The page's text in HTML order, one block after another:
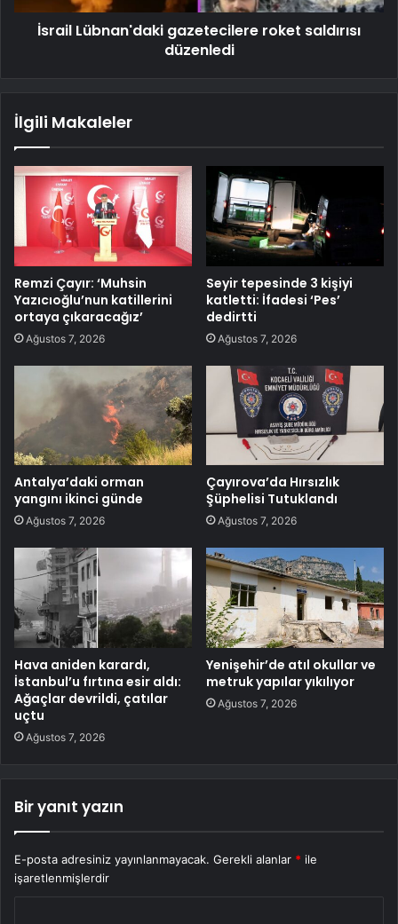
İsrail Lübnan'daki gazetecilere roket saldırısı
düzenledi
İlgili Makaleler
Remzi Çayır: ‘Muhsin
Yazıcıoğlu’nun katillerini
ortaya çıkaracağız’
Ağustos 7, 2026
Seyir tepesinde 3 kişiyi
katletti: İfadesi ‘Pes’
dedirtti
Ağustos 7, 2026
Antalya’daki orman
yangını ikinci günde
Ağustos 7, 2026
Çayırova’da Hırsızlık
Şüphelisi Tutuklandı
Ağustos 7, 2026
Hava aniden karardı,
İstanbul’u fırtına esir aldı:
Ağaçlar devrildi, çatılar
uçtu
Ağustos 7, 2026
Yenişehir’de atıl okullar ve
metruk yapılar yıkılıyor
Ağustos 7, 2026
Bir yanıt yazın
E-posta adresiniz yayınlanmayacak. Gerekli alanlar * ile
işaretlenmişlerdir